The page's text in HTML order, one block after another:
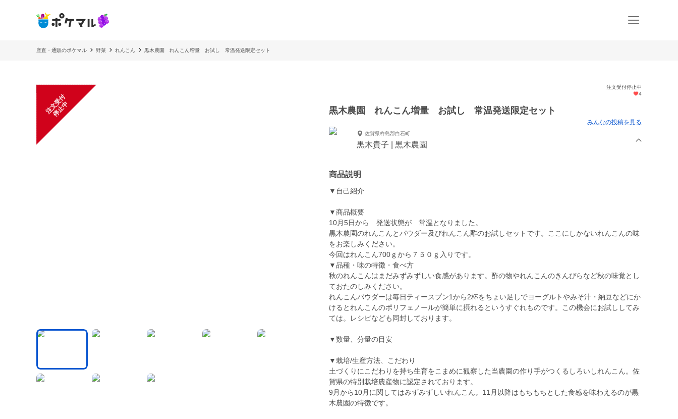
産直・通販のポケマル 野菜 れんこん 黒木農園 れんこん増量 お試し 常温発送限定セット
注
文
受
付
停
止
中
注文受付停止中
4
黒木農園 れんこん増量 お試し 常温発送限定セット
みんなの投稿を見る
佐賀県杵島郡白石町
黒木貴子 | 黒木農園
商品説明
▼自己紹介
▼商品概要
10月5日から 発送状態が 常温となりました。
黒木農園のれんこんとパウダー及びれんこん酢のお試しセットです。ここにしかないれんこんの味
をお楽しみください。
今回はれんこん700ｇから７５０ｇ入りです。
▼品種・味の特徴・食べ方
秋のれんこんはまだみずみずしい食感があります。酢の物やれんこんのきんぴらなど秋の味覚とし
ておたのしみください。
れんこんパウダーは毎日ティースプン1から2杯をちょい足しでヨーグルトやみそ汁・納豆などにか
けるとれんこんのポリフェノールが簡単に摂れるというすぐれものです。この機会にお試ししてみ
ては。レシピなども同封しております。
▼数量、分量の目安
▼栽培/生産方法、こだわり
土づくりにこだわりを持ち生育をこまめに観察した当農園の作り手がつくるしろいしれんこん。佐
賀県の特別栽培農産物に認定されております。
9月から10月に関してはみずみずしいれんこん。11月以降はもちもちとした食感を味わえるのが黒
木農園の特徴です。